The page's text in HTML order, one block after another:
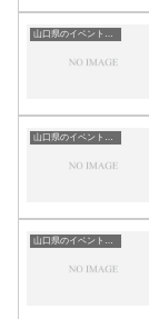
山口県のイベント会場一覧